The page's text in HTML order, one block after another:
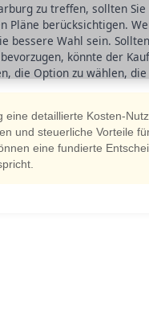
zu treffen, sollten
Pläne berücksichtigen.
bessere Wahl sein.
könnte der
die Option zu wählen,
eine detaillierte Kosten-
und steuerliche Vorteile
eine fundierte